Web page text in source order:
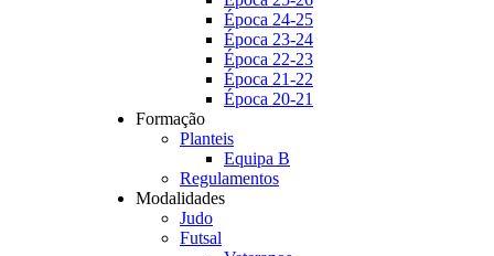
Época 24-25
Época 23-24
Época 22-23
Época 21-22
Época 20-21
Formação
Planteis
Equipa B
Regulamentos
Modalidades
Judo
Futsal